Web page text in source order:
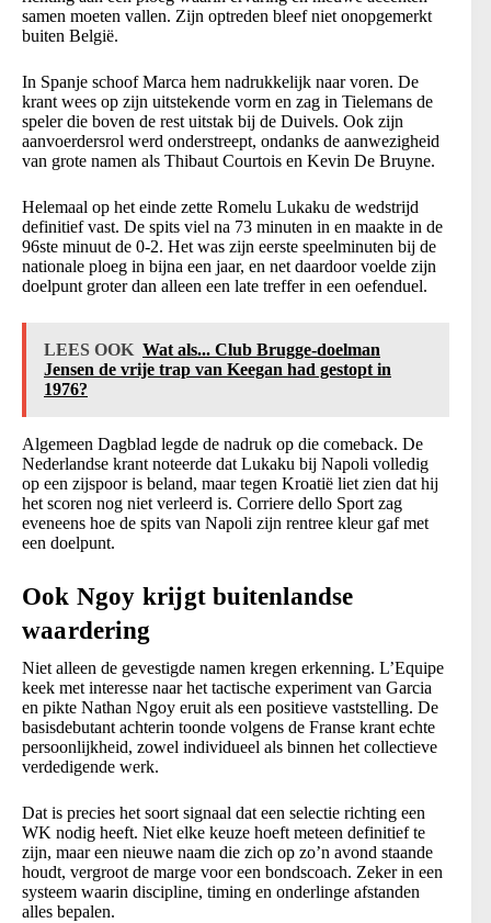
samen moeten vallen. Zijn optreden bleef niet onopgemerkt
buiten België.
In Spanje schoof Marca hem nadrukkelijk naar voren. De
krant wees op zijn uitstekende vorm en zag in Tielemans de
speler die boven de rest uitstak bij de Duivels. Ook zijn
aanvoerdersrol werd onderstreept, ondanks de aanwezigheid
van grote namen als Thibaut Courtois en Kevin De Bruyne.
Helemaal op het einde zette Romelu Lukaku de wedstrijd
definitief vast. De spits viel na 73 minuten in en maakte in de
96ste minuut de 0-2. Het was zijn eerste speelminuten bij de
nationale ploeg in bijna een jaar, en net daardoor voelde zijn
doelpunt groter dan alleen een late treffer in een oefenduel.
LEES OOK Wat als... Club Brugge-doelman
Jensen de vrije trap van Keegan had gestopt in
1976?
Algemeen Dagblad legde de nadruk op die comeback. De
Nederlandse krant noteerde dat Lukaku bij Napoli volledig
op een zijspoor is beland, maar tegen Kroatië liet zien dat hij
het scoren nog niet verleerd is. Corriere dello Sport zag
eveneens hoe de spits van Napoli zijn rentree kleur gaf met
een doelpunt.
Ook Ngoy krijgt buitenlandse
waardering
Niet alleen de gevestigde namen kregen erkenning. L’Equipe
keek met interesse naar het tactische experiment van Garcia
en pikte Nathan Ngoy eruit als een positieve vaststelling. De
basisdebutant achterin toonde volgens de Franse krant echte
persoonlijkheid, zowel individueel als binnen het collectieve
verdedigende werk.
Dat is precies het soort signaal dat een selectie richting een
WK nodig heeft. Niet elke keuze hoeft meteen definitief te
zijn, maar een nieuwe naam die zich op zo’n avond staande
houdt, vergroot de marge voor een bondscoach. Zeker in een
systeem waarin discipline, timing en onderlinge afstanden
alles bepalen.